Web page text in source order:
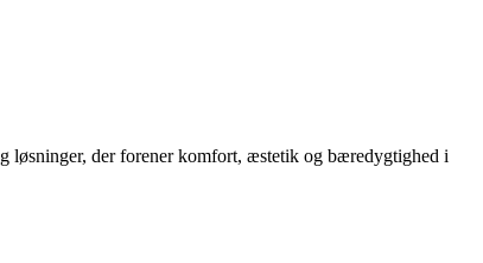
løsninger, der forener komfort, æstetik og bæredygtighed i